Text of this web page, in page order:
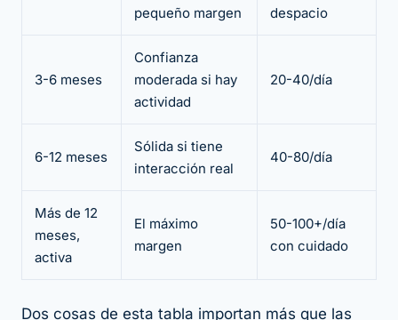
pequeño margen
despacio
3-6 meses
Confianza
moderada si hay
actividad
20-40/día
6-12 meses
Sólida si tiene
interacción real
40-80/día
Más de 12
meses,
activa
El máximo
margen
50-100+/día
con cuidado
Dos cosas de esta tabla importan más que las